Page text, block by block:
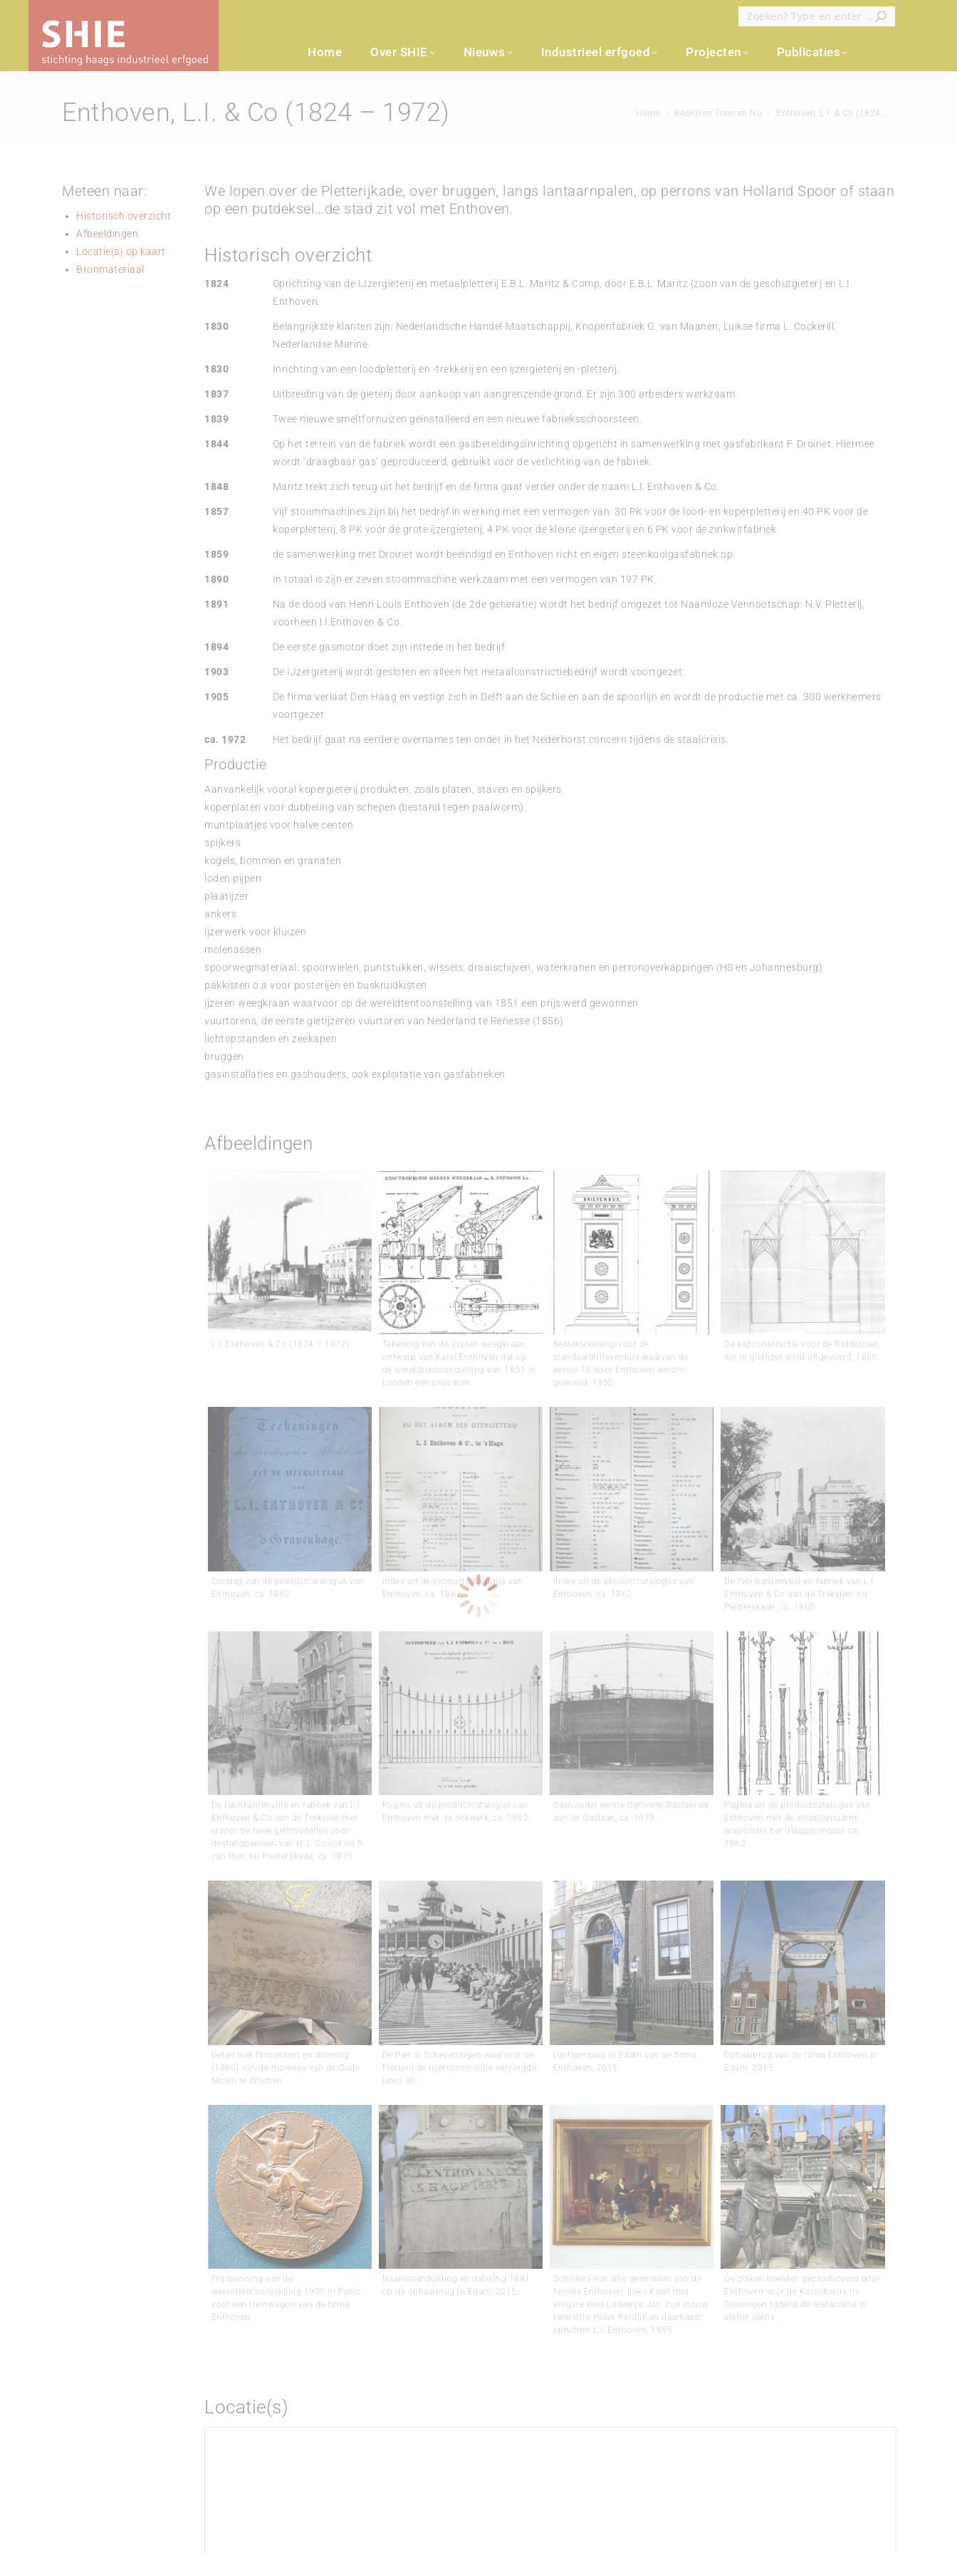
Zoeken:
Home Over SHIE Nieuws Industrieel erfgoed Projecten Publicaties
Enthoven, L.I. & Co (1824 – 1972) Je bent hier:
Home Bedrijven Toen en Nu Enthoven, L.I. & Co (1824…
Meteen naar:
Historisch overzicht
Afbeeldingen
Locatie(s) op kaart
Bronmateriaal
We lopen over de Pletterijkade, over bruggen, langs lantaarnpalen, op perrons van Holland Spoor of staan
op een putdeksel…de stad zit vol met Enthoven.
Historisch overzicht
1824
Oprichting van de IJzergieterij en metaalpletterij E.B.L. Maritz & Comp, door E.B.L. Maritz (zoon van de geschutgieter) en L.I.
Enthoven.
1830
Belangrijkste klanten zijn: Nederlandsche Handel-Maatschappij, Knopenfabriek G. van Maanen, Luikse firma L. Cockerill,
Nederlandse Marine.
1830 Inrichting van een loodpletterij en -trekkerij en een ijzergieterij en -pletterij.
1837 Uitbreiding van de gieterij door aankoop van aangrenzende grond. Er zijn 300 arbeiders werkzaam.
1839 Twee nieuwe smeltfornuizen geïnstalleerd en een nieuwe fabrieksschoorsteen.
1844
Op het terrein van de fabriek wordt een gasbereidingsinrichting opgericht in samenwerking met gasfabrikant F. Droinet. Hiermee
wordt ‘draagbaar gas’ geproduceerd, gebruikt voor de verlichting van de fabriek.
1848 Maritz trekt zich terug uit het bedrijf en de firma gaat verder onder de naam L.I. Enthoven & Co.
1857
Vijf stoommachines zijn bij het bedrijf in werking met een vermogen van: 30 PK voor de lood- en koperpletterij en 40 PK voor de
koperpletterij, 8 PK voor de grote ijzergieterij, 4 PK voor de kleine ijzergieterij en 6 PK voor de zinkwitfabriek
1859 de samenwerking met Droinet wordt beëindigd en Enthoven richt en eigen steenkoolgasfabriek op.
1890 In totaal is zijn er zeven stoommachine werkzaam met een vermogen van 197 PK.
1891
Na de dood van Henri Louis Enthoven (de 2de generatie) wordt het bedrijf omgezet tot Naamloze Vennootschap: N.V. Pletterij,
voorheen l.I.Enthoven & Co.
1894 De eerste gasmotor doet zijn intrede in het bedrijf.
1903 De IJzergieterij wordt gesloten en alleen het metaalconstructiebedrijf wordt voortgezet.
1905
De firma verlaat Den Haag en vestigt zich in Delft aan de Schie en aan de spoorlijn en wordt de productie met ca. 300 werknemers
voortgezet.
ca. 1972 Het bedrijf gaat na eerdere overnames ten onder in het Nederhorst concern tijdens de staalcrisis.
Productie
Aanvankelijk vooral kopergieterij produkten, zoals platen, staven en spijkers.
koperplaten voor dubbeling van schepen (bestand tegen paalworm).
muntplaatjes voor halve centen
spijkers
kogels, bommen en granaten
loden pijpen
plaatijzer
ankers
ijzerwerk voor kluizen
molenassen
spoorwegmateriaal: spoorwielen, puntstukken, wissels, draaischijven, waterkranen en perronoverkappingen (HS en Johannesburg)
pakkisten o.a voor posterijen en buskruidkisten
ijzeren weegkraan waarvoor op de wereldtentoonstelling van 1851 een prijs werd gewonnen
vuurtorens, de eerste gietijzeren vuurtoren van Nederland te Renesse (1856)
lichtopstanden en zeekapen
bruggen
gasinstallaties en gashouders, ook exploitatie van gasfabrieken
Afbeeldingen
L.I. Enthoven & Co (1824 – 1972)
Tekening van de ijzeren weegkraan,
ontwerp van Karel Enthoven dat op
de wereldtentoonstelling van 1851 in
Londen een prijs won.
Bestektekening voor de
standaardbrievenbus waarvan de
eerste 70 door Enthoven werden
geleverd, 1850.
De kapconstructie voor de Ridderzaal,
die in gietijzer werd uitgevoerd, 1860.
Omslag van de productcatalogus van
Enthoven, ca. 1862.
Index uit de productcatalogus van
Enthoven, ca. 1862.
Index uit de productcatalogus van
Enthoven, ca. 1862.
De fabrikantenvilla en fabriek van L.I.
Enthoven & Co aan de Trekvliet, nu
Pletterijkade, ca. 1865.
De fabrikantenvilla en fabriek van L.I.
Enthoven & Co aan de Trekvliet met
ervoor de twee gietmodellen voor
destandbeelden van H.J. Coster en R.
van Rijn, nu Pletterijkade, ca. 1870.
Pagina uit de productcatalogus van
Enthoven met de hekwerk, ca. 1862.
Gashouder eerste Gemeete Gasfabriek
aan de Gaslaan, ca. 1875.
Pagina uit de productcatalogus van
Enthoven met de straatlantaarns
waaronder het ‘Haagse’model ca.
1862
Detail met firmanaam en datering
(1860) van de molenas van de Oude
Molen te Wijchen.
De Pier in Scheveningen waarvoor de
Pletterij de ijzerconstructie verzorgde,
jaren 30.
Lantaarnpaal in Edam van de firma
Enthoven, 2015.
Ophaalbrug van de firma Enthoven in
Edam, 2015.
Prijspenning van de
wereldtentoonstelling 1900 in Parijs
voor een treinwagon van de firma
Enthoven.
Naamsaanduiding en datering 1881
op de ophaalbrug in Edam, 2015.
Schilderij van drie generaties van de
familie Enthoven, links Karel met
jongste kind Lodewijk Jan, zijn vrouw
Henriëtte Polak Kerdijk en daarnaast
oprichter L.I. Enthoven, 1855
De zinken beelden geproduceerd door
Enthoven voor de Korenbeurs in
Groningen tijdens de restauratie in
atelier Idéfix.
Locatie(s)